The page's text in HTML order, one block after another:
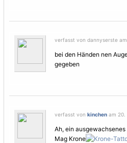
verfasst von dannyserste
bei den Händen nen
gegeben
verfasst von kinchen am 20.
Ah, ein
Mag Krone